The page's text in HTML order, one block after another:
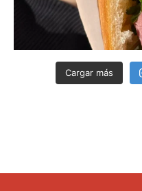
Cargar más